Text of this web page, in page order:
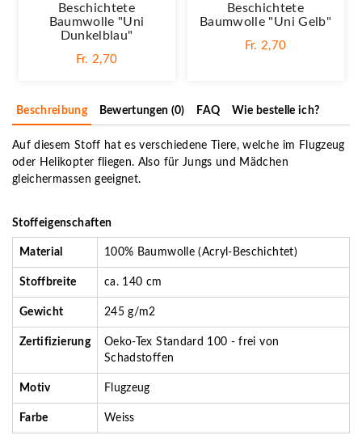
Beschichtete
Baumwolle "Uni
Dunkelblau"
Fr. 2,70
Beschichtete
Baumwolle "Uni Gelb"
Fr. 2,70
Beschreibung Bewertungen (0) FAQ Wie bestelle ich?
Auf diesem Stoff hat es verschiedene Tiere, welche im Flugzeug
oder Helikopter fliegen. Also für Jungs und Mädchen
gleichermassen geeignet.
Stoffeigenschaften
Material 100% Baumwolle (Acryl-Beschichtet)
Stoffbreite ca. 140 cm
Gewicht 245 g/m2
Zertifizierung
Oeko-Tex Standard 100 - frei von
Schadstoffen
Motiv Flugzeug
Farbe Weiss